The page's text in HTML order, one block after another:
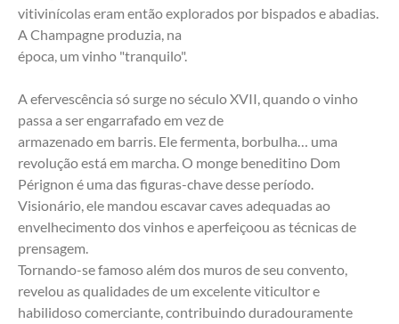
vitivinícolas eram então explorados por bispados e abadias.
A Champagne produzia, na
época, um vinho "tranquilo".
A efervescência só surge no século XVII, quando o vinho
passa a ser engarrafado em vez de
armazenado em barris. Ele fermenta, borbulha… uma
revolução está em marcha. O monge beneditino Dom
Pérignon é uma das figuras-chave desse período.
Visionário, ele mandou escavar caves adequadas ao
envelhecimento dos vinhos e aperfeiçoou as técnicas de
prensagem.
Tornando-se famoso além dos muros de seu convento,
revelou as qualidades de um excelente viticultor e
habilidoso comerciante, contribuindo duradouramente